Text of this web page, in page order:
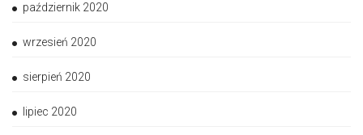
październik 2020
wrzesień 2020
sierpień 2020
lipiec 2020